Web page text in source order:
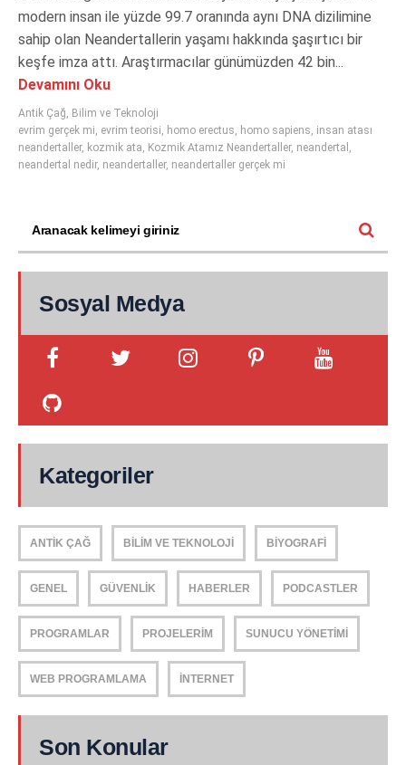
modern insan ile yüzde 99.7 oranında aynı DNA dizilimine
sahip olan Neandertallerin yaşamı hakkında şaşırtıcı bir
keşfe imza attı. Araştırmacılar günümüzden 42 bin...
Devamını Oku
Antik Çağ, Bilim ve Teknoloji
evrim gerçek mi, evrim teorisi, homo erectus, homo sapiens, insan atası
neandertaller, kozmik ata, Kozmik Atamız Neandertaller, neandertal ,
neandertal nedir, neandertaller, neandertaller gerçek mi
Sosyal Medya
Kategoriler
ANTIK ÇAĞ BILIM VE TEKNOLOJI BIYOGRAFI
GENEL GÜVENLIK HABERLER PODCASTLER
PROGRAMLAR PROJELERIM SUNUCU YÖNETIMI
WEB PROGRAMLAMA İNTERNET
Son Konular